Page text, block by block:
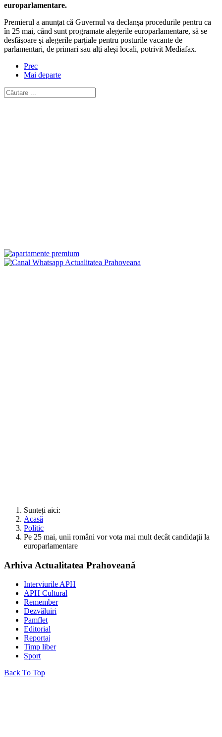
europarlamentare.
Premierul a anunţat că Guvernul va declanşa procedurile pentru ca
în 25 mai, când sunt programate alegerile europarlamentare, să se
desfăşoare şi alegerile parțiale pentru posturile vacante de
parlamentari, de primari sau alţi aleși locali, potrivit Mediafax.
Prec
Mai departe
Sunteți aici:
Acasă
Politic
Pe 25 mai, unii români vor vota mai mult decât candidații la
europarlamentare
Arhiva Actualitatea Prahoveană
Interviurile APH
APH Cultural
Remember
Dezvăluiri
Pamflet
Editorial
Reportaj
Timp liber
Sport
Back To Top